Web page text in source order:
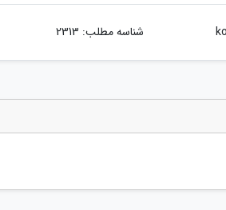
شناسه مطلب: 2313